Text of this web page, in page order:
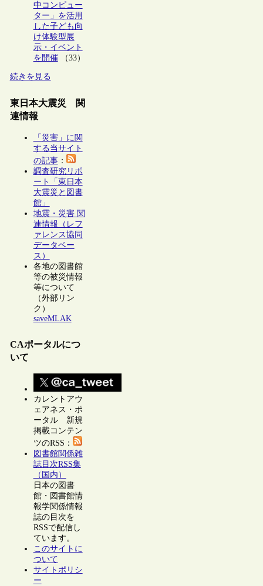
中コンピュー
ター」を活用
した子ども向
け体験型展
示・イベント
を開催（33）
続きを見る
東日本大震災 関
連情報
「災害」に関
する当サイト
の記事：
調査研究リポ
ート「東日本
大震災と図書
館」
地震・災害 関
連情報（レフ
ァレンス協同
データベー
ス）
各地の図書館
等の被災情報
等について
（外部リン
ク）
saveMLAK
CAポータルにつ
いて
カレントアウ
ェアネス・ポ
ータル 新規
掲載コンテン
ツのRSS：
図書館関係雑
誌目次RSS集
（国内）
日本の図書
館・図書館情
報学関係情報
誌の目次を
RSSで配信し
ています。
このサイトに
ついて
サイトポリシ
ー